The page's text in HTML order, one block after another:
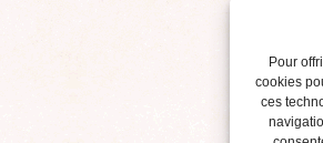
Pour
cookies
ces